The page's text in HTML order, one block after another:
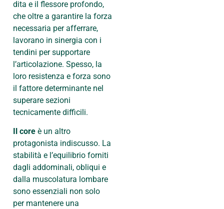
dita e il flessore profondo,
che oltre a garantire la forza
necessaria per afferrare,
lavorano in sinergia con i
tendini per supportare
l’articolazione. Spesso, la
loro resistenza e forza sono
il fattore determinante nel
superare sezioni
tecnicamente difficili.
Il core è un altro
protagonista indiscusso. La
stabilità e l’equilibrio forniti
dagli addominali, obliqui e
dalla muscolatura lombare
sono essenziali non solo
per mantenere una